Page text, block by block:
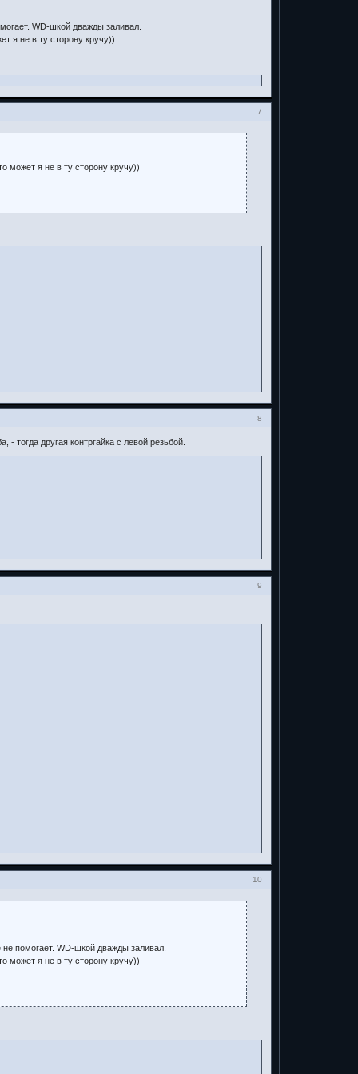
WD-шкой дважды заливал.
я не в ту сторону кручу))
7
может я не в ту сторону кручу))
8
тогда другая контргайка с левой резьбой.
9
10
помогает. WD-шкой дважды заливал.
может я не в ту сторону кручу))